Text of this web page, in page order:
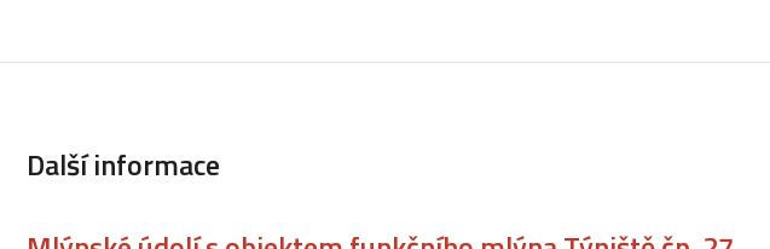
Další informace